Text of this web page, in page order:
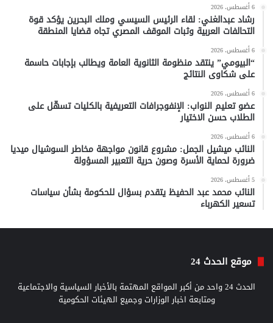
6 أغسطس، 2026
رشاد عبدالغني: لقاء الرئيس السيسي وملك البحرين يؤكد قوة
التحالفات العربية وثبات الموقف المصري تجاه قضايا المنطقة
6 أغسطس، 2026
“البيومي” ينتقد منظومة الثانوية العامة ويطالب بإجابات حاسمة
على شكاوى النتائج
6 أغسطس، 2026
عضو تعليم النواب: الإنفوجرافات التعريفية بالكليات تسهّل على
الطلاب حسن الاختيار
6 أغسطس، 2026
النائب ميشيل الجمل: مشروع قانون مواجهة مخاطر السوشيال ميديا
ضرورة لحماية الأسرة وصون حرية التعبير المسؤولة
5 أغسطس، 2026
النائب محمد عبد الحفيظ يتقدم بسؤال للحكومة بشأن سياسات
تسعير الكهرباء
موقع الحدث 24
الحدث 24 واحد من أكبر المواقع المهتمة بالأخبار السياسية والاجتماعية
ومتابعة اخبار الوزارات وجميع الهيئات الحكومية